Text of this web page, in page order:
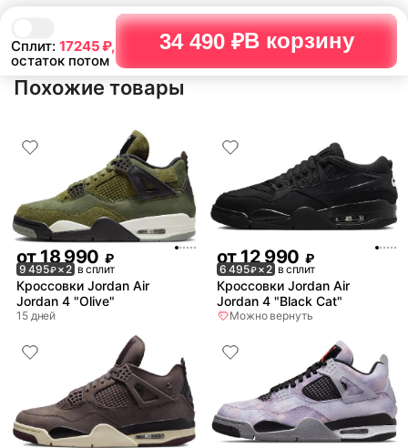
Сплит: 17245₽,
остаток потом
34 490 ₽В корзину
Похожие товары
от18 990 ₽
9 495₽× 2 в сплит
Кроссовки Jordan Air
Jordan 4 "Olive"
15 дней
от12 990 ₽
6 495₽× 2 в сплит
Кроссовки Jordan Air
Jordan 4 "Black Cat"
Можно вернуть